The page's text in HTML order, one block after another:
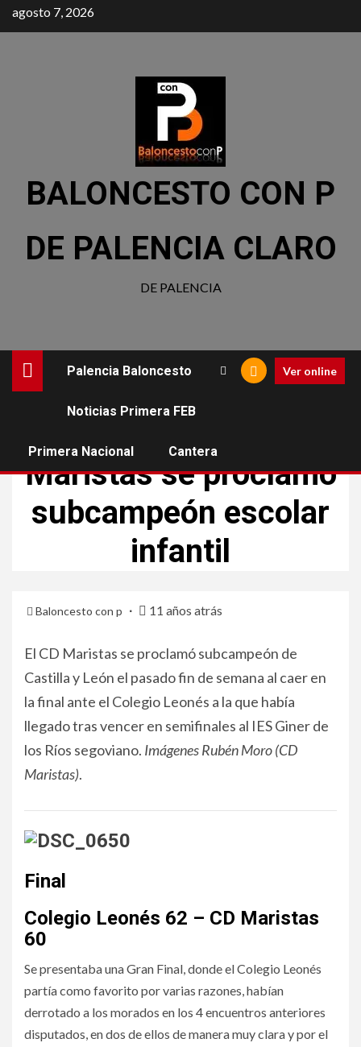
agosto 7, 2026
BALONCESTO CON P
DE PALENCIA CLARO
DE PALENCIA
Palencia Baloncesto
Noticias Primera FEB
Primera Nacional Cantera
Ver online
Maristas se proclamó
subcampeón escolar
infantil
Baloncesto con p 11 años atrás
El CD Maristas se proclamó subcampeón de
Castilla y León el pasado fin de semana al caer en
la final ante el Colegio Leonés a la que había
llegado tras vencer en semifinales al IES Giner de
los Ríos segoviano. Imágenes Rubén Moro (CD
Maristas).
Final
Colegio Leonés 62 – CD Maristas
60
Se presentaba una Gran Final, donde el Colegio Leonés
partía como favorito por varias razones, habían
derrotado a los morados en los 4 encuentros anteriores
disputados, en dos de ellos de manera muy clara y por el